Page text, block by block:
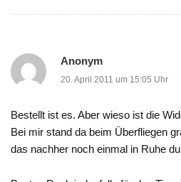
Anonym
20. April 2011 um 15:05 Uhr
Bestellt ist es. Aber wieso ist die
Bei mir stand da beim Überfliegen
das nachher noch einmal in Ruhe